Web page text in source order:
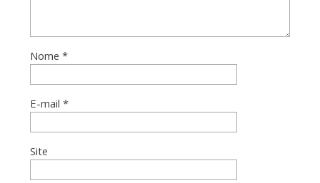
Nome *
E-mail *
Site